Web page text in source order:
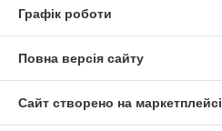
Графік роботи
Повна версія сайту
Сайт створено на маркетплейсі